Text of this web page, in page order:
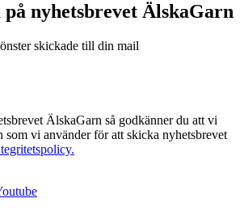
nyhetsbrevet ÄlskaGarn
skickade till din mail
ÄlskaGarn så godkänner du att vi
som vi använder för att skicka nyhetsbrevet